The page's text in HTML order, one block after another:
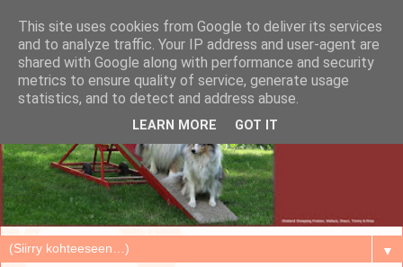
▼
This site uses cookies from Google to deliver its services
and to analyze traffic. Your IP address and user-agent are
shared with Google along with performance and security
metrics to ensure quality of service, generate usage
statistics, and to detect and address abuse.
LEARN MORE GOT IT